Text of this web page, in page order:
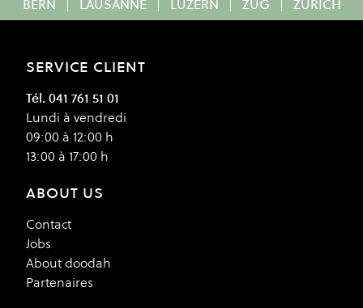
BERN | LAUSANNE | LUZERN | ZUG | ZÜRICH
SERVICE CLIENT
Tél. 041 761 51 01
Lundi à vendredi
09:00 à 12:00 h
13:00 à 17:00 h
ABOUT US
Contact
Jobs
About doodah
Partenaires